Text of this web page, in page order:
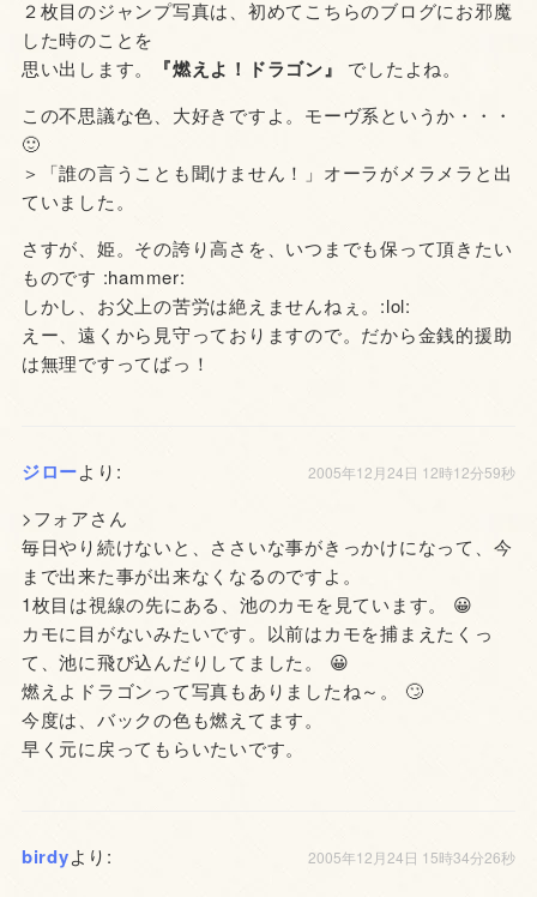
２枚目のジャンプ写真は、初めてこちらのブログにお邪魔
した時のことを
思い出します。
『燃えよ！ドラゴン』
でしたよね。
この不思議な色、大好きですよ。モーヴ系というか・・・
🙂
＞「誰の言うことも聞けません！」オーラがメラメラと出
ていました。
さすが、姫。その誇り高さを、いつまでも保って頂きたい
ものです :hammer:
しかし、お父上の苦労は絶えませんねぇ。:lol:
えー、遠くから見守っておりますので。だから金銭的援助
は無理ですってばっ！
ジローより: 2005年12月24日 12時12分59秒
>フォアさん
毎日やり続けないと、ささいな事がきっかけになって、今
まで出来た事が出来なくなるのですよ。
1枚目は視線の先にある、池のカモを見ています。 😀
カモに目がないみたいです。以前はカモを捕まえたくっ
て、池に飛び込んだりしてました。 😀
燃えよドラゴンって写真もありましたね～。 🙄
今度は、バックの色も燃えてます。
早く元に戻ってもらいたいです。
birdyより: 2005年12月24日 15時34分26秒